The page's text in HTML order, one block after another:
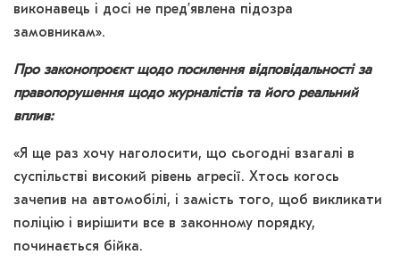
виконавець і досі не пред’явлена підозра
замовникам».
Про законопроєкт щодо посилення відповідальності за
правопорушення щодо журналістів та його реальний
вплив:
«Я ще раз хочу наголосити, що сьогодні взагалі в
суспільстві високий рівень агресії. Хтось когось
зачепив на автомобілі, і замість того, щоб викликати
поліцію і вирішити все в законному порядку,
починається бійка.